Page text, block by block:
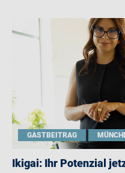
GASTBEITRAG
Ikigai: Ihr Potenzial